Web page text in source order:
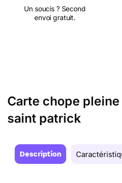
Un soucis ? Second
envoi gratuit.
Carte chope
saint patrick
Description